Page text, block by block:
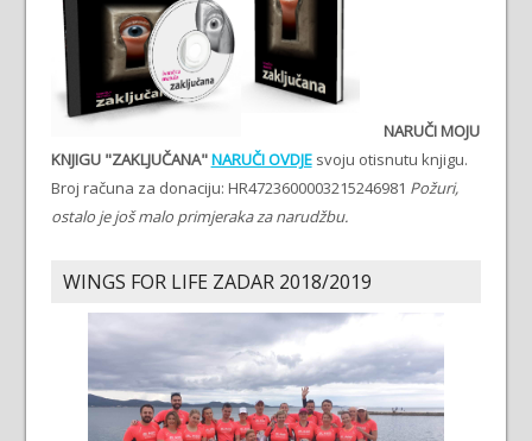
NARUČI MOJU
KNJIGU "ZAKLJUČANA"NARUČI OVDJEsvoju otisnutu knjigu.
Broj računa za donaciju: HR4723600003215246981 Požuri,
ostalo je još malo primjeraka za narudžbu.
WINGS FOR LIFE ZADAR 2018/2019